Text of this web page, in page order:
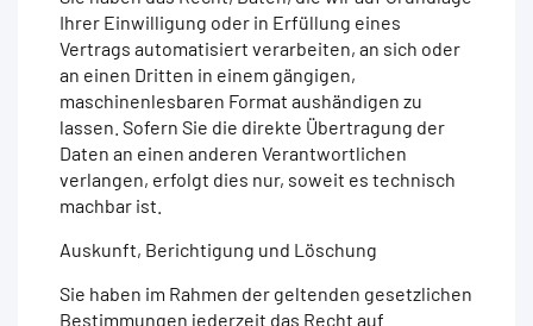
Ihrer Einwilligung oder in Erfüllung eines
Vertrags automatisiert verarbeiten, an sich oder
an einen Dritten in einem gängigen,
maschinenlesbaren Format aushändigen zu
lassen. Sofern Sie die direkte Übertragung der
Daten an einen anderen Verantwortlichen
verlangen, erfolgt dies nur, soweit es technisch
machbar ist.
Auskunft, Berichtigung und Löschung
Sie haben im Rahmen der geltenden gesetzlichen
Bestimmungen jederzeit das Recht auf